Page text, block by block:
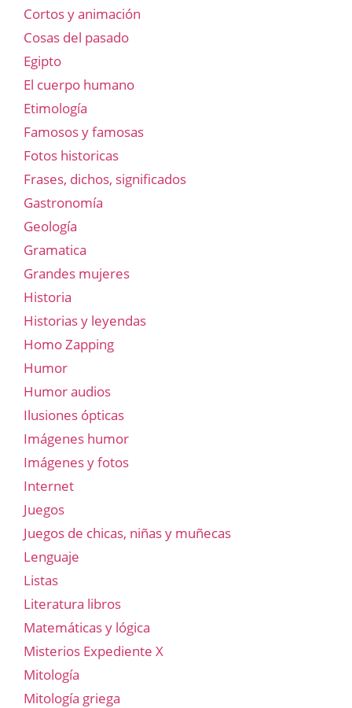
Cortos y animación
Cosas del pasado
Egipto
El cuerpo humano
Etimología
Famosos y famosas
Fotos historicas
Frases, dichos, significados
Gastronomía
Geología
Gramatica
Grandes mujeres
Historia
Historias y leyendas
Homo Zapping
Humor
Humor audios
Ilusiones ópticas
Imágenes humor
Imágenes y fotos
Internet
Juegos
Juegos de chicas, niñas y muñecas
Lenguaje
Listas
Literatura libros
Matemáticas y lógica
Misterios Expediente X
Mitología
Mitología griega